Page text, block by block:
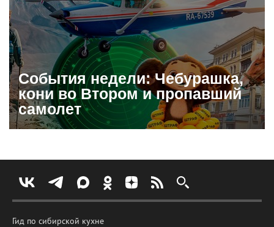
События недели: Чебурашка,
кони во Втором и пропавший
самолет
Гид по сибирской кухне